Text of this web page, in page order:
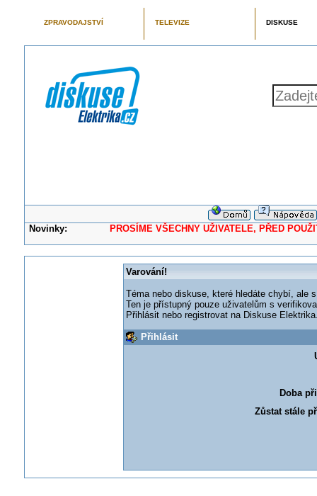
ZPRAVODAJSTVÍ TELEVIZE DISKUSE
Novinky: PROSÍME VŠECHNY UŽIVATELE, PŘED
Varování!
Téma nebo diskuse, které hledáte chybí, ale
Ten je přístupný pouze uživatelům s
Přihlásit nebo registrovat na Diskuse
Přihlásit
Doba
Zůstat stále